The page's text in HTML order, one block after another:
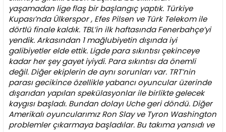
yaşamadan lige flaş bir başlangıç yaptık. Türkiye
Kupası’nda Ülkerspor , Efes Pilsen ve Türk Telekom ile
dörtlü finale kaldık. TBL’in ilk haftasında Fenerbahçe’yi
yendik. Arkasından 1 mağlubiyetin dışında iyi
galibiyetler elde ettik. Ligde para sıkıntısı çekinceye
kadar her şey gayet iyiydi. Para sıkıntısı da önemli
değil. Diğer ekiplerin de aynı sorunları var. TRT’nin
parası gecikince özellikle yabancı oyuncular üzerinde
dışarıdan yapılan spekülasyonlar ile birlikte gelecek
kaygısı başladı. Bundan dolayı Uche geri döndü. Diğer
Amerikalı oyuncularımız Ron Slay ve Tyron Washington
problemler çıkarmaya başladılar. Bu takıma yansıdı ve